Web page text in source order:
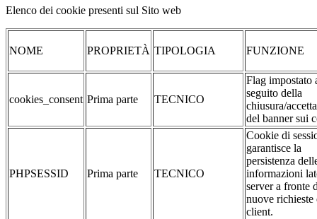
Elenco dei cookie presenti sul Sito web
NOME PROPRIETÀ TIPOLOGIA FUNZIONE
cookies_consent Prima parte TECNICO
Flag impostato
seguito della
chiusura/
del banner sui
PHPSESSID Prima parte TECNICO
Cookie di
garantisce la
persistenza
informazioni
server a fronte
nuove richieste
client.